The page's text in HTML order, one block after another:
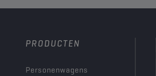
PRODUCTEN
Personenwagens